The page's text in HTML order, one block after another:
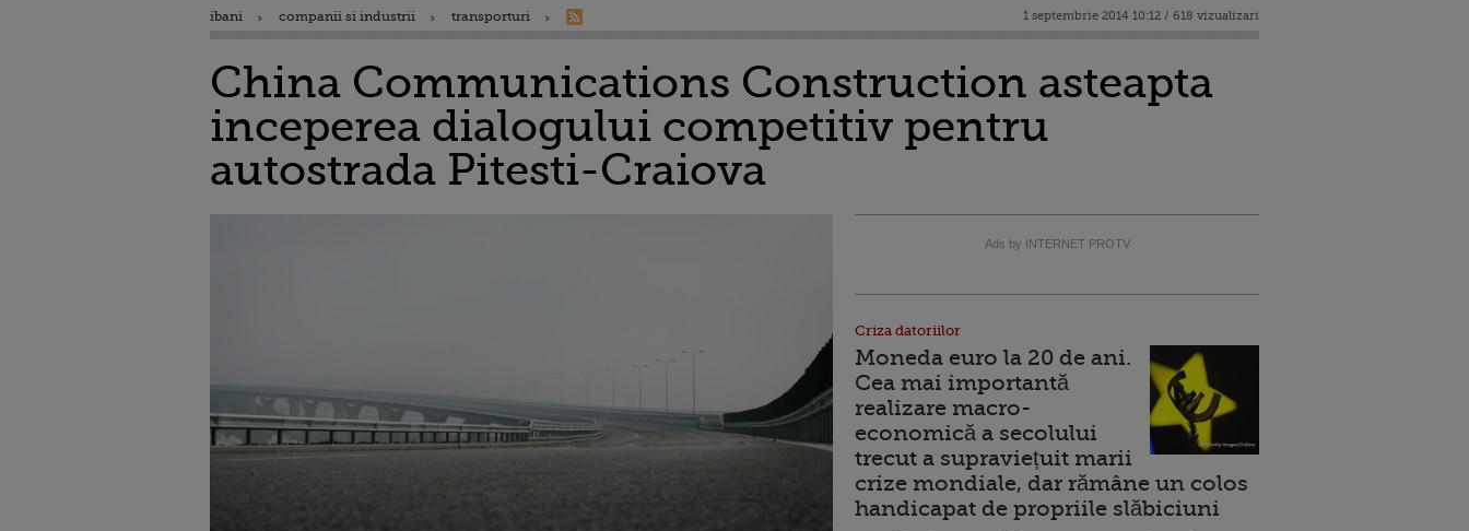
ibani companii si industrii transporturi 1 septembrie 2014 10:12 / 618 vizualizari
China Communications Construction asteapta
inceperea dialogului competitiv pentru
autostrada Pitesti-Craiova
Ads by INTERNET PROTV
Criza datoriilor
Moneda euro la 20 de ani.
Cea mai importantă
realizare macro-
economică a secolului
trecut a supraviețuit marii
crize mondiale, dar rămâne un colos
handicapat de propriile slăbiciuni